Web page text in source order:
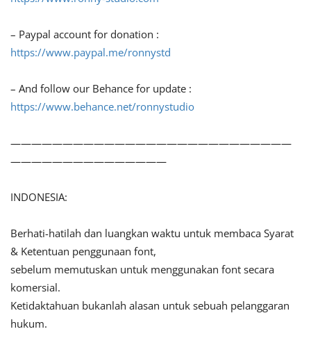
– Paypal account for donation :
https://www.paypal.me/ronnystd
– And follow our Behance for update :
https://www.behance.net/ronnystudio
———————————————————————————
———————————————
INDONESIA:
Berhati-hatilah dan luangkan waktu untuk membaca Syarat
& Ketentuan penggunaan font,
sebelum memutuskan untuk menggunakan font secara
komersial.
Ketidaktahuan bukanlah alasan untuk sebuah pelanggaran
hukum.